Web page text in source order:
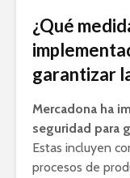
¿Qué
garantizar
Mercadona ha
seguridad para
Estas incluyen
procesos de